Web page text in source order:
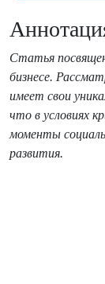
Статья
бизнесе.
имеет свои
что в условиях
моменты
развития.